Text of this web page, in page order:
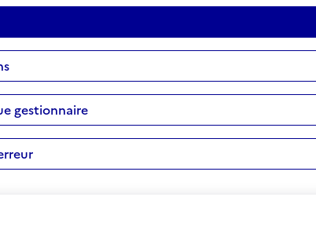
gestionnaire